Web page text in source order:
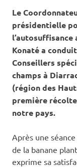
Le
présidentielle
Konaté a
Conseillers
champs à
(région des
première
notre pays.
Après une
de la banane
exprime sa